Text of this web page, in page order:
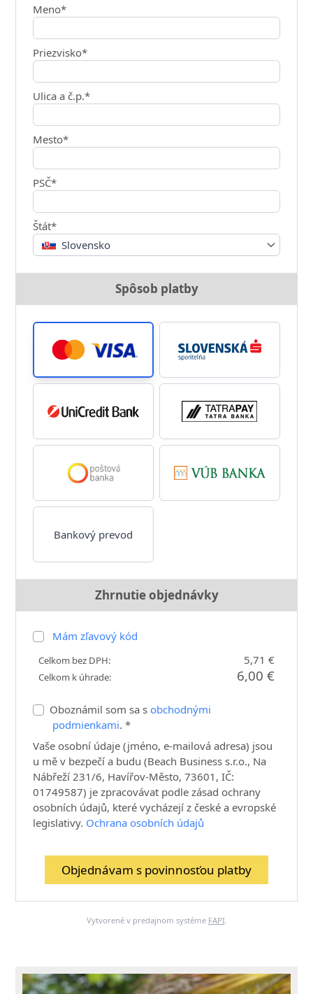
Meno*
Priezvisko*
Ulica a č.p.*
Mesto*
PSČ*
Štát*
Slovensko
Spôsob platby
Bankový prevod
Zhrnutie objednávky
Mám zľavový kód
Celkom bez DPH: 5,71 €
Celkom k úhrade: 6,00 €
Oboznámil som sa sobchodnými
podmienkami. *
Vaše osobní údaje (jméno, e-mailová adresa) jsou
u mě v bezpečí a budu (Beach Business s.r.o., Na
Nábřeží 231/6, Havířov-Město, 73601, IČ:
01749587) je zpracovávat podle zásad ochrany
osobních údajů, které vycházejí z české a evropské
legislativy. Ochrana osobních údajů
Objednávam s povinnosťou platby
Vytvorené v predajnom systéme FAPI